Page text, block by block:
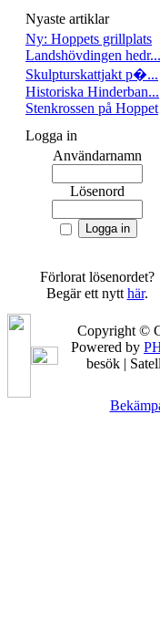
Nyaste artiklar
Ny: Hoppets grillplats
Landshövdingen hedr...
Skulpturskattjakt p�...
Historiska Hinderban...
Stenkrossen på Hoppet
Logga in
Användarnamn
Lösenord
Förlorat lösenordet?
Begär ett nytt här.
Copyright ©
Powered by
besök |